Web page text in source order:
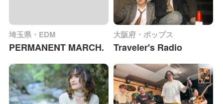
埼玉県・EDM
PERMANENT MARCH.
大阪府・ポップス
Traveler's Radio